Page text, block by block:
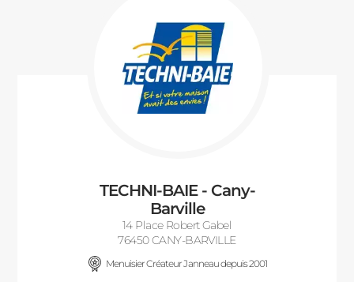
TECHNI-BAIE - Cany-
Barville
14 Place Robert Gabel
76450 CANY-BARVILLE
Menuisier Créateur Janneau depuis 2001